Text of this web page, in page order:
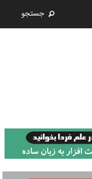
جستجو